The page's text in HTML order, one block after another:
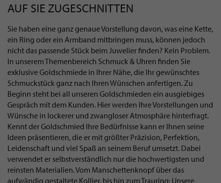
AUF SIE ZUGESCHNITTEN
Sie haben eine ganz genaue Vorstellung davon, was eine Kette,
ein Ring oder ein Armband mitbringen muss, können jedoch
nicht das passende Stück beim Juwelier finden? Kein Problem.
In unserem Themenbereich Schmuck & Uhren finden Sie
exklusive Goldschmiede in Ihrer Nähe, die Ihr gewünschtes
Schmuckstück ganz nach Ihren Wünschen anfertigen. Zu
Beginn steht bei all unseren Goldschmieden ein ausgiebiges
Gespräch mit dem Kunden. Hier werden Ihre Vorstellungen und
Wünsche in lockerer und zwangloser Atmosphäre hinterfragt.
Kennt der Goldschmied Ihre Bedürfnisse kann er Ihnen seine
Ideen präsentieren, die er mit größter Präzision, Perfektion,
Leidenschaft und viel Spaß an seinem Beruf umsetzt. Dabei
verwendet er selbstverständlich nur die hochwertigsten und
reinsten Materialien. Vom Manschettenknopf über das
aufwändig gestaltete Kollier, bis hin zum Trauring: Unsere